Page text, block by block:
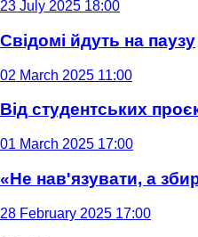
23 July 2025 18:00
Свідомі йдуть на паузу
02 March 2025 11:00
Від студентських
01 March 2025 17:00
«Не нав'язувати, а
28 February 2025 17:00